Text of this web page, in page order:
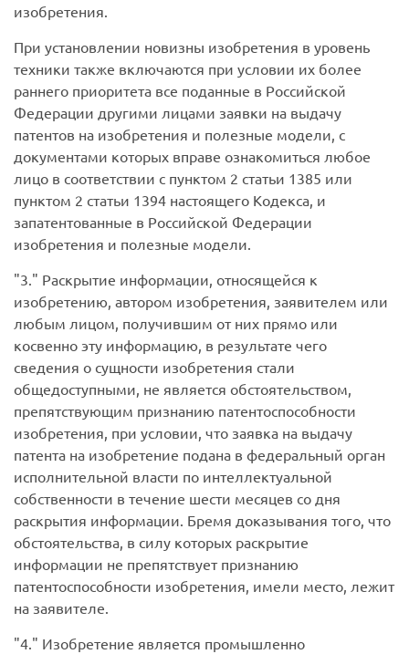
изобретения.
При установлении новизны изобретения в уровень
техники также включаются при условии их более
раннего приоритета все поданные в Российской
Федерации другими лицами заявки на выдачу
патентов на изобретения и полезные модели, с
документами которых вправе ознакомиться любое
лицо в соответствии с пунктом 2 статьи 1385 или
пунктом 2 статьи 1394 настоящего Кодекса, и
запатентованные в Российской Федерации
изобретения и полезные модели.
3.
Раскрытие информации, относящейся к
изобретению, автором изобретения, заявителем или
любым лицом, получившим от них прямо или
косвенно эту информацию, в результате чего
сведения о сущности изобретения стали
общедоступными, не является обстоятельством,
препятствующим признанию патентоспособности
изобретения, при условии, что заявка на выдачу
патента на изобретение подана в федеральный орган
исполнительной власти по интеллектуальной
собственности в течение шести месяцев со дня
раскрытия информации. Бремя доказывания того, что
обстоятельства, в силу которых раскрытие
информации не препятствует признанию
патентоспособности изобретения, имели место, лежит
на заявителе.
4.
Изобретение является промышленно